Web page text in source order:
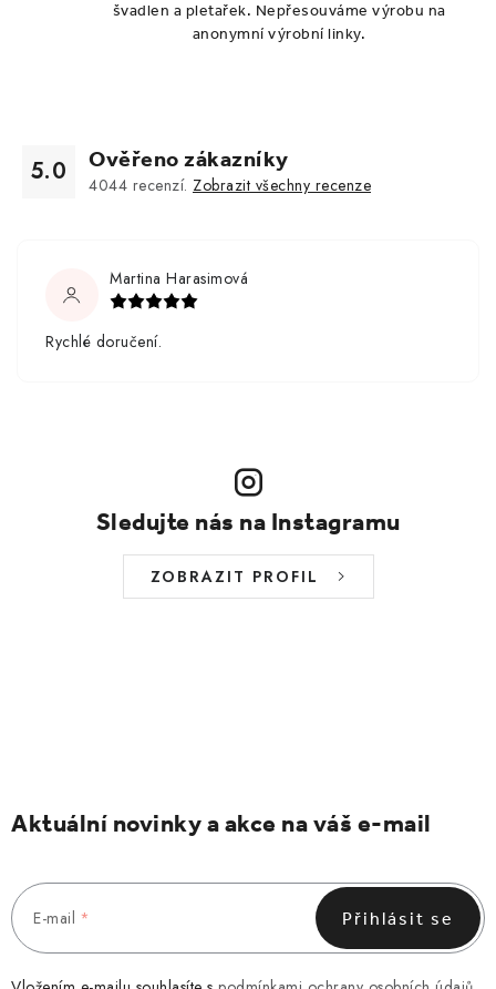
švadlen a pletařek. Nepřesouváme výrobu na
anonymní výrobní linky.
5.0 Ověřeno zákazníky
4044 recenzí. Zobrazit všechny recenze
Martina Harasimová
Rychlé doručení.
Sledujte nás na Instagramu
ZOBRAZIT PROFIL
Aktuální novinky a akce na váš e-mail
E-mail Přihlásit se